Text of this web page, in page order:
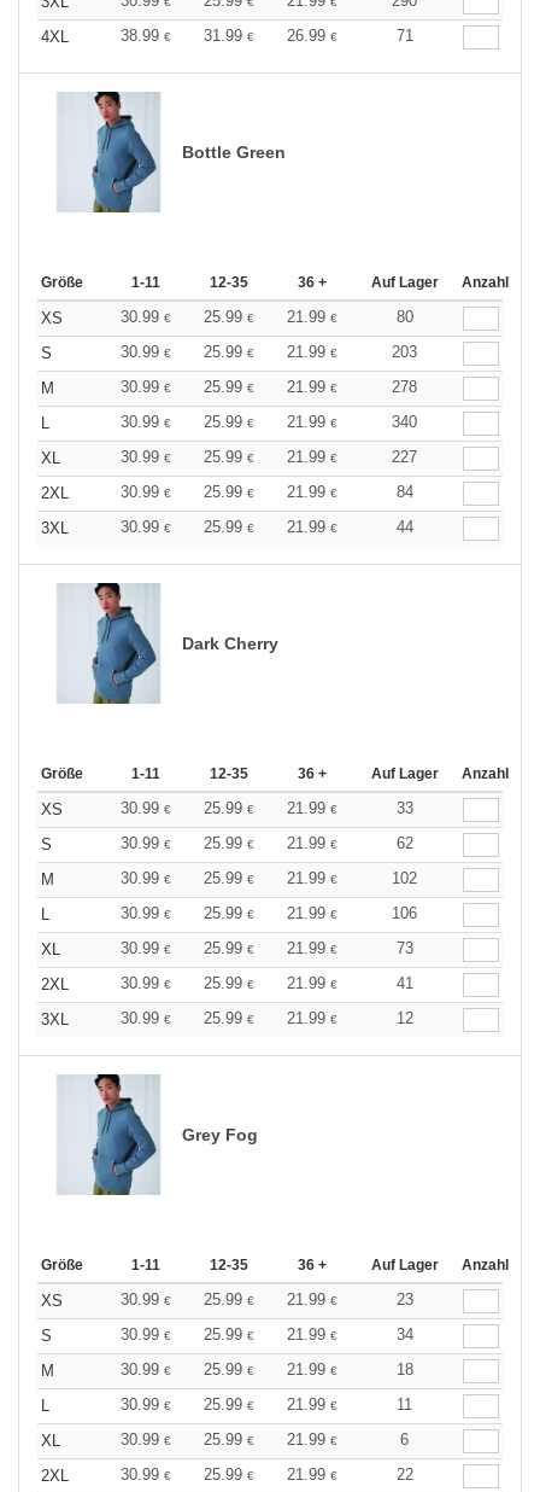
4XL
38.99 € 31.99 € 26.99 € 71
Bottle Green
Größe 1-11 12-35 36 + Auf Lager Anzahl
XS 30.99 € 25.99 € 21.99 €
80
S
30.99 € 25.99 € 21.99 €
203
M
30.99 € 25.99 € 21.99 €
278
L
30.99 € 25.99 € 21.99 €
340
XL
30.99 € 25.99 € 21.99 €
227
2XL
30.99 € 25.99 € 21.99 €
84
3XL
30.99 € 25.99 € 21.99 € 44
Dark Cherry
Größe 1-11 12-35 36 + Auf Lager Anzahl
XS 30.99 € 25.99 € 21.99 €
33
S
30.99 € 25.99 € 21.99 €
62
M
30.99 € 25.99 € 21.99 €
102
L
30.99 € 25.99 € 21.99 €
106
XL
30.99 € 25.99 € 21.99 €
73
2XL
30.99 € 25.99 € 21.99 €
41
3XL
30.99 € 25.99 € 21.99 € 12
Grey Fog
Größe 1-11 12-35 36 + Auf Lager Anzahl
XS 30.99 € 25.99 € 21.99 €
23
S
30.99 € 25.99 € 21.99 €
34
M
30.99 € 25.99 € 21.99 €
18
L
30.99 € 25.99 € 21.99 €
11
XL
30.99 € 25.99 € 21.99 €
6
2XL
30.99 € 25.99 € 21.99 €
22